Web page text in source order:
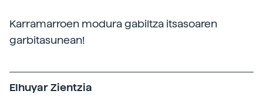
Karramarroen modura gabiltza itsasoaren
garbitasunean!
Elhuyar Zientzia